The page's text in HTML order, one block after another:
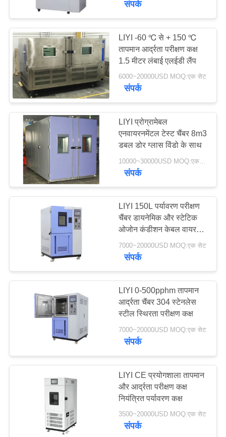
तापमान आर्द्रता चैंबर
17
परीक्षण कक्ष में चलो
ईएसएस चैंबर
12
पनरोक परीक्षण मशीन
संपर्क
LIYI -60 ℃ से + 150 ℃
तापमान आर्द्रता परीक्षण कक्ष
1.5 मीटर लंबाई एलईडी लैंप
6000~20000USD MOQ:एक सेट
संपर्क
LIYI प्रोग्रामेबल
एनवायरनमेंटल टेस्ट चैंबर 8m3
डबल डोर ग्लास विंडो के साथ
संपर्क
LIYI 150L पर्यावरण परीक्षण
चैंबर डायनेमिक और स्टेटिक
ओजोन कंडीशन केबल वायर
टेस्ट
7000~20000USD MOQ:एक सेट
संपर्क
LIYI 0-500pphm तापमान
आर्द्रता चैंबर 304 स्टेनलेस
स्टील स्थिरता परीक्षण कक्ष
7000~20000USD MOQ:एक सेट
संपर्क
LIYI CE प्रयोगशाला तापमान
और आर्द्रता परीक्षण कक्ष
नियंत्रित पर्यावरण कक्ष
3500~20000USD MOQ:एक सेट
संपर्क